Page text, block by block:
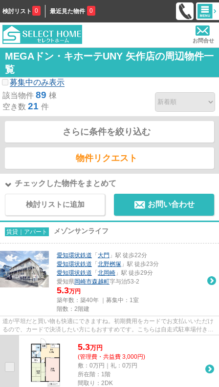
検討リスト 0 最近見た物件 0
お問合せ
MEGAドン・キホーテUNY 矢作店の周辺物件一
覧
募集中のみ表示
該当物件 89 棟
空き数 21 件
さらに条件を絞り込む
物件リクエスト
チェックした物件をまとめて
検討リストに追加 お問い合わせ
賃貸｜アパート メゾンサンライフ
愛知環状鉄道 「 大門 」駅 徒歩22分
愛知環状鉄道 「 北野桝塚 」駅 徒歩23分
愛知環状鉄道 「 北岡崎 」駅 徒歩29分
愛知県岡崎市森越町字与治53-2
5.3万円
築年数：築40年 ｜募集中： 1室
階数：2階建
道が平坦だと買い物も快適にできますね。初期費用をカードでお支払いいただけ
るので、カードで決済したい方にもおすすめです。こちらは自走式駐車場付きの
アパートです。気になるイチ...
5.3万円
(管理費・共益費 3,000円)
敷：0万円｜礼：0万円
所在階：1階
間取り：2DK